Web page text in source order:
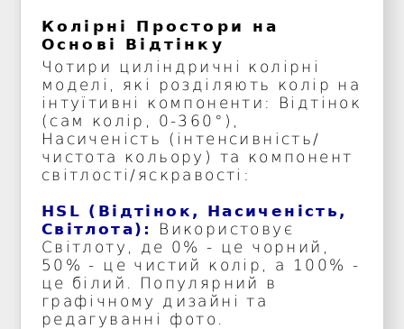
Колірні Простори на
Основі Відтінку
Чотири циліндричні колірні
моделі, які розділяють колір на
інтуїтивні компоненти: Відтінок
(сам колір, 0-360°),
Насиченість (інтенсивність/
чистота кольору) та компонент
світлості/яскравості:
HSL (Відтінок, Насиченість,
Світлота):
Використовує
Світлоту, де 0% - це чорний,
50% - це чистий колір, а 100% -
це білий. Популярний в
графічному дизайні та
редагуванні фото.